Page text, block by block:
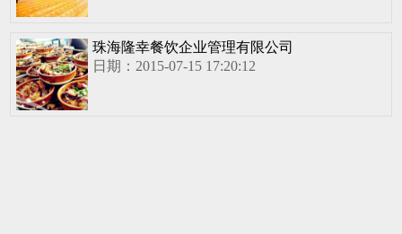
珠海隆幸餐饮企业管理有限公司
日期：2015-07-15 17:20:12